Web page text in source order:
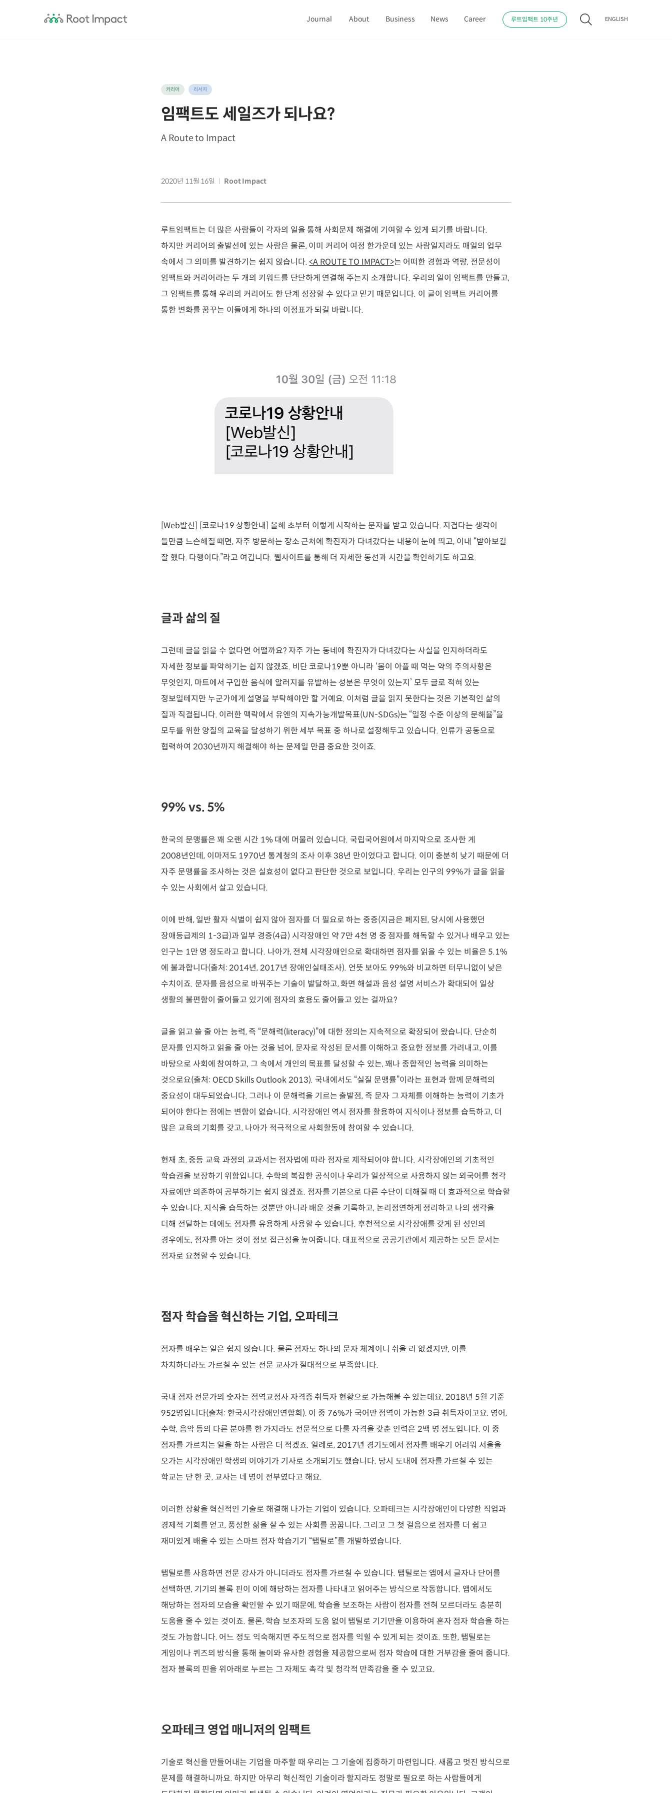
Journal About Business News Career 루트임팩트 10주년 ENGLISH
커리어 리서치
임팩트도 세일즈가 되나요?
A Route to Impact
2020년 11월 16일 Root Impact
루트임팩트는 더 많은 사람들이 각자의 일을 통해 사회문제 해결에 기여할 수 있게 되기를 바랍니다.
하지만 커리어의 출발선에 있는 사람은 물론, 이미 커리어 여정 한가운데 있는 사람일지라도 매일의 업무
속에서 그 의미를 발견하기는 쉽지 않습니다.<A ROUTE TO IMPACT>는 어떠한 경험과 역량, 전문성이
임팩트와 커리어라는 두 개의 키워드를 단단하게 연결해 주는지 소개합니다. 우리의 일이 임팩트를 만들고,
그 임팩트를 통해 우리의 커리어도 한 단계 성장할 수 있다고 믿기 때문입니다. 이 글이 임팩트 커리어를
통한 변화를 꿈꾸는 이들에게 하나의 이정표가 되길 바랍니다.
[Web발신] [코로나19 상황안내] 올해 초부터 이렇게 시작하는 문자를 받고 있습니다. 지겹다는 생각이
들만큼 느슨해질 때면, 자주 방문하는 장소 근처에 확진자가 다녀갔다는 내용이 눈에 띄고, 이내 “받아보길
잘 했다. 다행이다.”라고 여깁니다. 웹사이트를 통해 더 자세한 동선과 시간을 확인하기도 하고요.
글과 삶의 질
그런데 글을 읽을 수 없다면 어떨까요? 자주 가는 동네에 확진자가 다녀갔다는 사실을 인지하더라도
자세한 정보를 파악하기는 쉽지 않겠죠. 비단 코로나19뿐 아니라 ‘몸이 아플 때 먹는 약의 주의사항은
무엇인지, 마트에서 구입한 음식에 알러지를 유발하는 성분은 무엇이 있는지’ 모두 글로 적혀 있는
정보일테지만 누군가에게 설명을 부탁해야만 할 거예요. 이처럼 글을 읽지 못한다는 것은 기본적인 삶의
질과 직결됩니다. 이러한 맥락에서 유엔의 지속가능개발목표(UN-SDGs)는 “일정 수준 이상의 문해율”을
모두를 위한 양질의 교육을 달성하기 위한 세부 목표 중 하나로 설정해두고 있습니다. 인류가 공동으로
협력하여 2030년까지 해결해야 하는 문제일 만큼 중요한 것이죠.​
99% vs. 5%
한국의 문맹률은 꽤 오랜 시간 1% 대에 머물러 있습니다. 국립국어원에서 마지막으로 조사한 게
2008년인데, 이마저도 1970년 통계청의 조사 이후 38년 만이었다고 합니다. 이미 충분히 낮기 때문에 더
자주 문맹률을 조사하는 것은 실효성이 없다고 판단한 것으로 보입니다. 우리는 인구의 99%가 글을 읽을
수 있는 사회에서 살고 있습니다.
이에 반해, 일반 활자 식별이 쉽지 않아 점자를 더 필요로 하는 중증(지금은 폐지된, 당시에 사용했던
장애등급제의 1-3급)과 일부 경증(4급) 시각장애인 약 7만 4천 명 중 점자를 해독할 수 있거나 배우고 있는
인구는 1만 명 정도라고 합니다. 나아가, 전체 시각장애인으로 확대하면 점자를 읽을 수 있는 비율은 5.1%
에 불과합니다(출처: 2014년, 2017년 장애인실태조사). 언뜻 보아도 99%와 비교하면 터무니없이 낮은
수치이죠. 문자를 음성으로 바꿔주는 기술이 발달하고, 화면 해설과 음성 설명 서비스가 확대되어 일상
생활의 불편함이 줄어들고 있기에 점자의 효용도 줄어들고 있는 걸까요?
글을 읽고 쓸 줄 아는 능력, 즉 “문해력(literacy)”에 대한 정의는 지속적으로 확장되어 왔습니다. 단순히
문자를 인지하고 읽을 줄 아는 것을 넘어, 문자로 작성된 문서를 이해하고 중요한 정보를 가려내고, 이를
바탕으로 사회에 참여하고, 그 속에서 개인의 목표를 달성할 수 있는, 꽤나 종합적인 능력을 의미하는
것으로요(출처: OECD Skills Outlook 2013). 국내에서도 “실질 문맹률”이라는 표현과 함께 문해력의
중요성이 대두되었습니다. 그러나 이 문해력을 기르는 출발점, 즉 문자 그 자체를 이해하는 능력이 기초가
되어야 한다는 점에는 변함이 없습니다. 시각장애인 역시 점자를 활용하여 지식이나 정보를 습득하고, 더
많은 교육의 기회를 갖고, 나아가 적극적으로 사회활동에 참여할 수 있습니다.
현재 초, 중등 교육 과정의 교과서는 점자법에 따라 점자로 제작되어야 합니다. 시각장애인의 기초적인
학습권을 보장하기 위함입니다. 수학의 복잡한 공식이나 우리가 일상적으로 사용하지 않는 외국어를 청각
자료에만 의존하여 공부하기는 쉽지 않겠죠. 점자를 기본으로 다른 수단이 더해질 때 더 효과적으로 학습할
수 있습니다. 지식을 습득하는 것뿐만 아니라 배운 것을 기록하고, 논리정연하게 정리하고 나의 생각을
더해 전달하는 데에도 점자를 유용하게 사용할 수 있습니다. 후천적으로 시각장애를 갖게 된 성인의
경우에도, 점자를 아는 것이 정보 접근성을 높여줍니다. 대표적으로 공공기관에서 제공하는 모든 문서는
점자로 요청할 수 있습니다.
점자 학습을 혁신하는 기업, 오파테크
점자를 배우는 일은 쉽지 않습니다. 물론 점자도 하나의 문자 체계이니 쉬울 리 없겠지만, 이를
차치하더라도 가르칠 수 있는 전문 교사가 절대적으로 부족합니다.
국내 점자 전문가의 숫자는 점역교정사 자격증 취득자 현황으로 가늠해볼 수 있는데요, 2018년 5월 기준
952명입니다(출처: 한국시각장애인연합회). 이 중 76%가 국어만 점역이 가능한 3급 취득자이고요. 영어,
수학, 음악 등의 다른 분야를 한 가지라도 전문적으로 다룰 자격을 갖춘 인력은 2백 명 정도입니다. 이 중
점자를 가르치는 일을 하는 사람은 더 적겠죠. 일례로, 2017년 경기도에서 점자를 배우기 어려워 서울을
오가는 시각장애인 학생의 이야기가 기사로 소개되기도 했습니다. 당시 도내에 점자를 가르칠 수 있는
학교는 단 한 곳, 교사는 네 명이 전부였다고 해요.
이러한 상황을 혁신적인 기술로 해결해 나가는 기업이 있습니다. 오파테크는 시각장애인이 다양한 직업과
경제적 기회를 얻고, 풍성한 삶을 살 수 있는 사회를 꿈꿉니다. 그리고 그 첫 걸음으로 점자를 더 쉽고
재미있게 배울 수 있는 스마트 점자 학습기기 “탭틸로”를 개발하였습니다.
탭틸로를 사용하면 전문 강사가 아니더라도 점자를 가르칠 수 있습니다. 탭틸로는 앱에서 글자나 단어를
선택하면, 기기의 블록 핀이 이에 해당하는 점자를 나타내고 읽어주는 방식으로 작동합니다. 앱에서도
해당하는 점자의 모습을 확인할 수 있기 때문에, 학습을 보조하는 사람이 점자를 전혀 모르더라도 충분히
도움을 줄 수 있는 것이죠. 물론, 학습 보조자의 도움 없이 탭틸로 기기만을 이용하여 혼자 점자 학습을 하는
것도 가능합니다. 어느 정도 익숙해지면 주도적으로 점자를 익힐 수 있게 되는 것이죠. 또한, 탭틸로는
게임이나 퀴즈의 방식을 통해 놀이와 유사한 경험을 제공함으로써 점자 학습에 대한 거부감을 줄여 줍니다.
점자 블록의 핀을 위아래로 누르는 그 자체도 촉각 및 청각적 만족감을 줄 수 있고요.
오파테크 영업 매니저의 임팩트
기술로 혁신을 만들어내는 기업을 마주할 때 우리는 그 기술에 집중하기 마련입니다. 새롭고 멋진 방식으로
문제를 해결하니까요. 하지만 아무리 혁신적인 기술이라 할지라도 정말로 필요로 하는 사람들에게